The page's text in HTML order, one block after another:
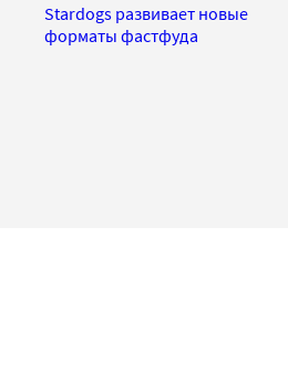
Stardogs развивает новые
форматы фастфуда